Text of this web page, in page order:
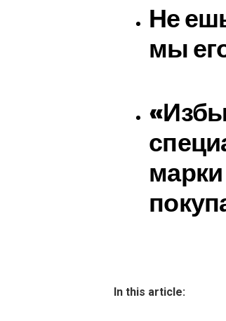
Не
мы
In this article: